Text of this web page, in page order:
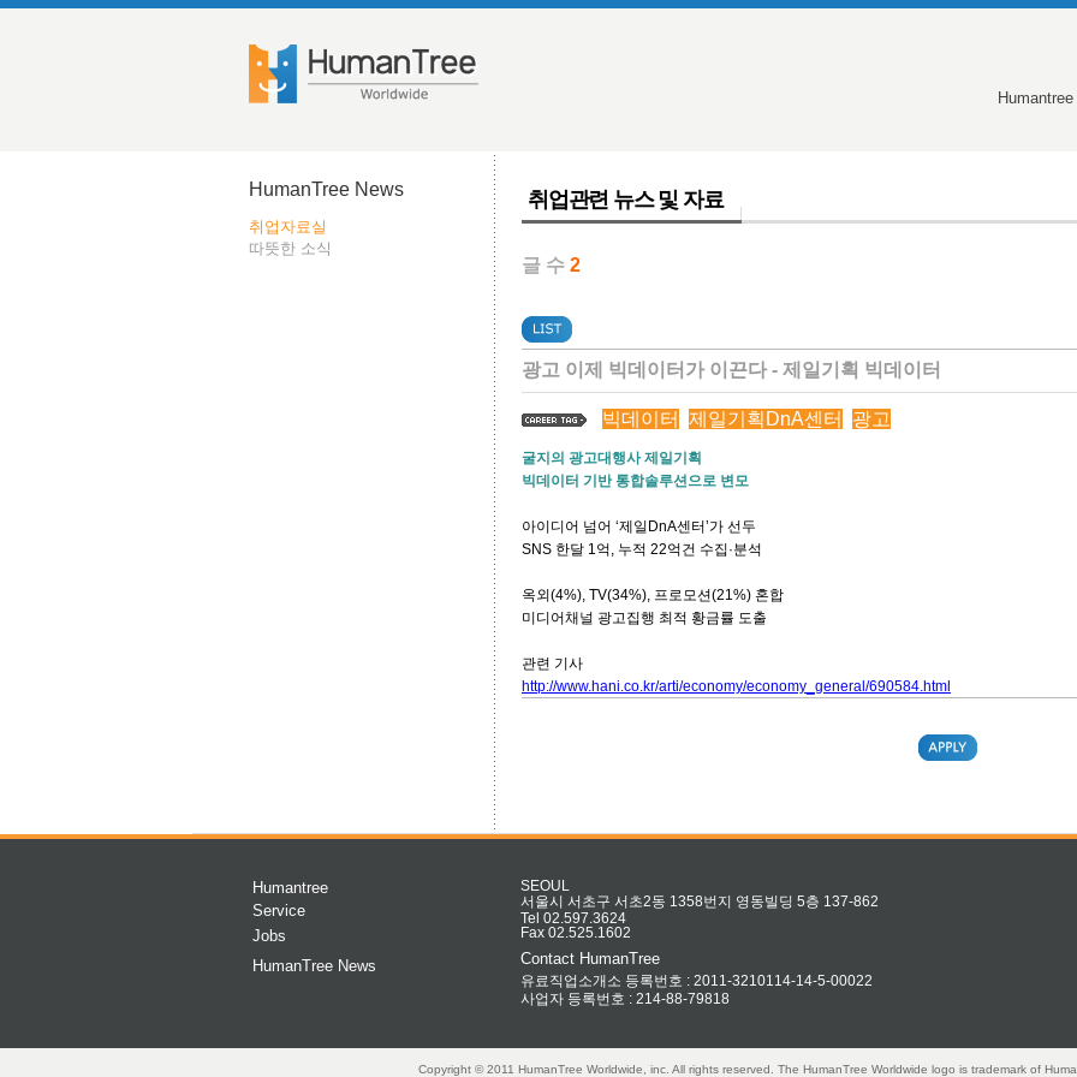
Humantree
HumanTree News
취업자료실
따뜻한 소식
취업관련 뉴스 및 자료
글 수 2
광고 이제 빅데이터가 이끈다 - 제일기획 빅데이터
빅데이터 제일기획DnA센터 광고
굴지의 광고대행사 제일기획
빅데이터 기반 통합솔루션으로 변모
아이디어 넘어 ‘제일DnA센터’가 선두
SNS 한달 1억, 누적 22억건 수집·분석
옥외(4%), TV(34%), 프로모션(21%) 혼합
미디어채널 광고집행 최적 황금률 도출
관련 기사
http://www.hani.co.kr/arti/economy/economy_general/690584.html
Humantree
Service
Jobs
HumanTree News
SEOUL
서울시 서초구 서초2동 1358번지 영동빌딩 5층 137-862
Tel 02.597.3624
Fax 02.525.1602
Contact HumanTree
유료직업소개소 등록번호 : 2011-3210114-14-5-00022
사업자 등록번호 : 214-88-79818
Copyright © 2011 HumanTree Worldwide, inc. All rights reserved. The HumanTree Worldwide logo is trademark of